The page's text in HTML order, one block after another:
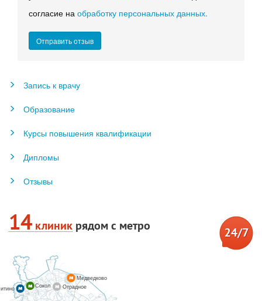
согласие на обработку персональных данных.
Запись к врачу
Образование
Курсы повышения квалификации
Дипломы
Отзывы
14 клиник рядом с метро
Сокол Отрадное
Медведково